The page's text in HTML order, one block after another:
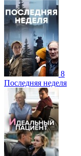
8
Последняя неделя